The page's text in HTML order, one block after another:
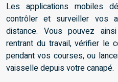
Les applications mobiles
contrôler et surveiller vos
distance. Vous pouvez
rentrant du travail, vérifier le
pendant vos courses, ou
vaisselle depuis votre canapé.